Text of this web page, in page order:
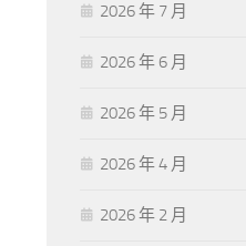
2026 年 7 月
2026 年 6 月
2026 年 5 月
2026 年 4 月
2026 年 2 月